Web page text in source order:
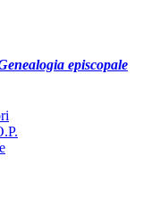
episcopale